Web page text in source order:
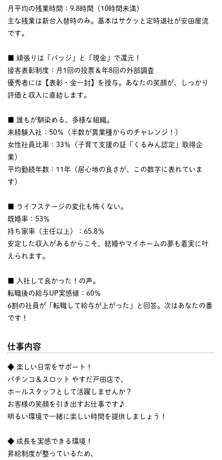
月平均の残業時間：9.8時間（10時間未満）
主な残業は新台入替時のみ。基本はサクッと定時退社が安田屋流
です。
■ 頑張りは「バッジ」と「現金」で還元！
接客表彰制度：月1回の投票＆年8回の外部調査
優秀者には【表彰・金一封】を授与。あなたの笑顔が、しっかり
評価と収入に直結します。
■ 誰もが馴染める、多様な組織。
未経験入社：50％（半数が異業種からのチャレンジ！）
女性社員比率：33％（子育て支援の証「くるみん認定」取得企
業）
平均勤続年数：11年（居心地の良さが、この数字に表れていま
す）
■ ライフステージの変化も怖くない。
既婚率：53％
持ち家率（主任以上）：65.8％
安定した収入があるからこそ、結婚やマイホームの夢も着実に叶
えられます。
■ 入社して良かった！の声。
転職後の給与UP実感値：60％
6割の社員が「転職して給与が上がった」と回答。次はあなたの番
です！
仕事内容
◆ 楽しい日常をサポート！
パチンコ＆スロット やすだ戸田店で、
ホールスタッフとして活躍しませんか？
お客様の笑顔を引き出すお仕事です♪
明るい環境で一緒に楽しい時間を提供しましょう！
◆ 成長を実感できる環境！
昇給制度が整っているため、